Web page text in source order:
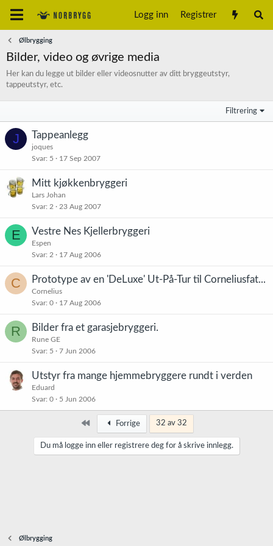
Logg inn Registrer
Ølbrygging
Bilder, video og øvrige media
Her kan du legge ut bilder eller videosnutter av ditt bryggeutstyr,
tappeutstyr, etc.
Filtrering
J Tappeanlegg
joques
Svar 5 17 Sep 2007
Mitt kjøkkenbryggeri
Lars Johan
Svar 2 23 Aug 2007
E Vestre Nes Kjellerbryggeri
Espen
Svar 2 17 Aug 2006
C Prototype av en 'DeLuxe' Ut-På-Tur til Corneliusfat...
Cornelius
Svar 0 17 Aug 2006
R Bilder fra et garasjebryggeri.
Rune GE
Svar 5 7 Jun 2006
Utstyr fra mange hjemmebryggere rundt i verden
Eduard
Svar 0 5 Jun 2006
Først Forrige 32 av 32
Du må logge inn eller registrere deg for å skrive innlegg.
Ølbrygging